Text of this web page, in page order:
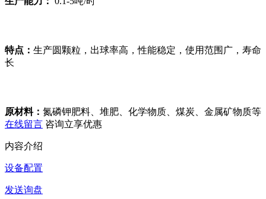
特点： 生产圆颗粒，出球率高，性能稳定，使用范围广，寿命
长
原材料： 氮磷钾肥料、堆肥、化学物质、煤炭、金属矿物质等
在线留言 咨询立享优惠
内容介绍
设备配置
发送询盘